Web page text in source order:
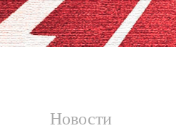
Новости